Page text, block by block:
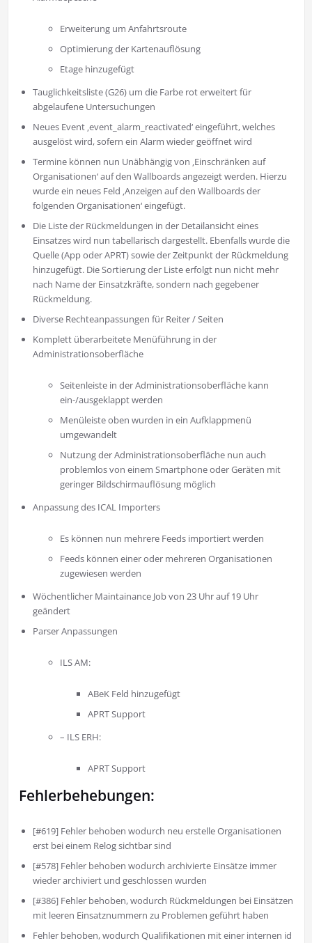
Erweiterung um Anfahrtsroute
Optimierung der Kartenauflösung
Etage hinzugefügt
Tauglichkeitsliste (G26) um die Farbe rot erweitert für
abgelaufene Untersuchungen
Neues Event ‚event_alarm_reactivated‘ eingeführt, welches
ausgelöst wird, sofern ein Alarm wieder geöffnet wird
Termine können nun Unäbhängig von ‚Einschränken auf
Organisationen‘ auf den Wallboards angezeigt werden. Hierzu
wurde ein neues Feld ‚Anzeigen auf den Wallboards der
folgenden Organisationen‘ eingefügt.
Die Liste der Rückmeldungen in der Detailansicht eines
Einsatzes wird nun tabellarisch dargestellt. Ebenfalls wurde die
Quelle (App oder APRT) sowie der Zeitpunkt der Rückmeldung
hinzugefügt. Die Sortierung der Liste erfolgt nun nicht mehr
nach Name der Einsatzkräfte, sondern nach gegebener
Rückmeldung.
Diverse Rechteanpassungen für Reiter / Seiten
Komplett überarbeitete Menüführung in der
Administrationsoberfläche
Seitenleiste in der Administrationsoberfläche kann
ein-/ausgeklappt werden
Menüleiste oben wurden in ein Aufklappmenü
umgewandelt
Nutzung der Administrationsoberfläche nun auch
problemlos von einem Smartphone oder Geräten mit
geringer Bildschirmauflösung möglich
Anpassung des ICAL Importers
Es können nun mehrere Feeds importiert werden
Feeds können einer oder mehreren Organisationen
zugewiesen werden
Wöchentlicher Maintainance Job von 23 Uhr auf 19 Uhr
geändert
Parser Anpassungen
ILS AM:
ABeK Feld hinzugefügt
APRT Support
– ILS ERH:
APRT Support
Fehlerbehebungen:
[#619] Fehler behoben wodurch neu erstelle Organisationen
erst bei einem Relog sichtbar sind
[#578] Fehler behoben wodurch archivierte Einsätze immer
wieder archiviert und geschlossen wurden
[#386] Fehler behoben, wodurch Rückmeldungen bei Einsätzen
mit leeren Einsatznummern zu Problemen geführt haben
Fehler behoben, wodurch Qualifikationen mit einer internen id